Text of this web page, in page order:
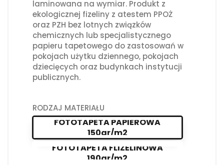
laminowana na wymiar. Produkt z
ekologicznej fizeliny z atestem PPOŻ
oraz PZH bez lotnych związków
chemicznych lub specjalistycznego
papieru tapetowego do zastosowań w
pokojach użytku dziennego, pokojach
dziecięcych oraz budynkach instytucji
publicznych.
RODZAJ MATERIAŁU
FOTOTAPETA PAPIEROWA
150gr/m2
FOTOTAPETA FLIZELINOWA
190gr/m2